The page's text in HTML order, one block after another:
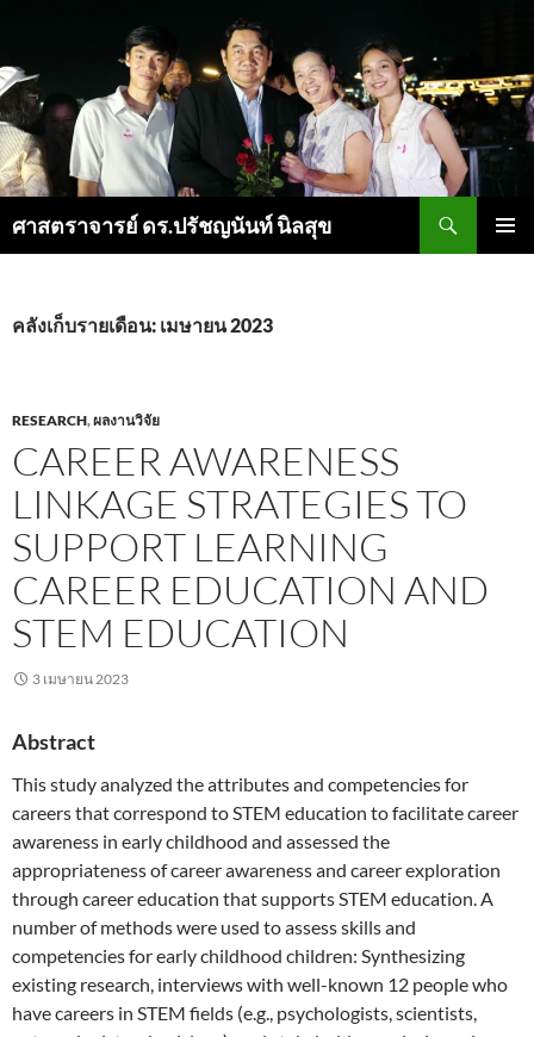
ศาสตราจารย์ ดร.ปรัชญนันท์ นิลสุข
เนื้อหา
คลังเก็บรายเดือน: เมษายน 2023
RESEARCH,ผลงานวิจัย
CAREER AWARENESS
LINKAGE STRATEGIES TO
SUPPORT LEARNING
CAREER EDUCATION AND
STEM EDUCATION
3 เมษายน 2023
Abstract
This study analyzed the attributes and competencies for
careers that correspond to STEM education to facilitate career
awareness in early childhood and assessed the
appropriateness of career awareness and career exploration
through career education that supports STEM education. A
number of methods were used to assess skills and
competencies for early childhood children: Synthesizing
existing research, interviews with well-known 12 people who
have careers in STEM fields (e.g., psychologists, scientists,